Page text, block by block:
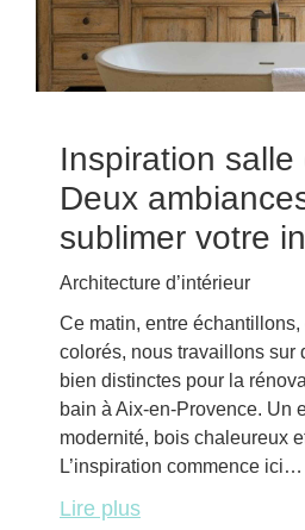
Inspiration salle
Deux
sublimer votre
Architecture d’intérieur
Ce matin, entre
colorés, nous travaillons sur
bien distinctes pour la
bain à Aix-en-Provence. Un
modernité, bois chaleureux
L’inspiration commence ici…
Lire plus